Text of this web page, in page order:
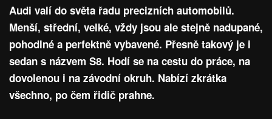
Audi valí do světa řadu precizních automobilů.
Menší, střední, velké, vždy jsou ale stejně nadupané,
pohodlné a perfektně vybavené. Přesně takový je i
sedan s názvem S8. Hodí se na cestu do práce, na
dovolenou i na závodní okruh. Nabízí zkrátka
všechno, po čem řidič prahne.